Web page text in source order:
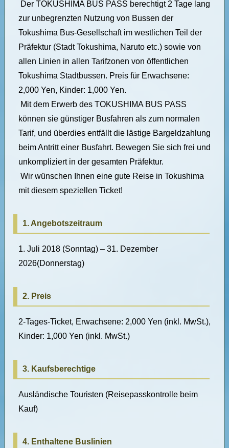
Der TOKUSHIMA BUS PASS berechtigt 2 Tage lang
zur unbegrenzten Nutzung von Bussen der
Tokushima Bus-Gesellschaft im westlichen Teil der
Präfektur (Stadt Tokushima, Naruto etc.) sowie von
allen Linien in allen Tarifzonen von öffentlichen
Tokushima Stadtbussen. Preis für Erwachsene:
2,000 Yen, Kinder: 1,000 Yen.
Mit dem Erwerb des TOKUSHIMA BUS PASS
können sie günstiger Busfahren als zum normalen
Tarif, und überdies entfällt die lästige Bargeldzahlung
beim Antritt einer Busfahrt. Bewegen Sie sich frei und
unkompliziert in der gesamten Präfektur.
Wir wünschen Ihnen eine gute Reise in Tokushima
mit diesem speziellen Ticket!
1. Angebotszeitraum
1. Juli 2018 (Sonntag) – 31. Dezember
2026(Donnerstag)
2. Preis
2-Tages-Ticket, Erwachsene: 2,000 Yen (inkl. MwSt.),
Kinder: 1,000 Yen (inkl. MwSt.)
3. Kaufsberechtige
Ausländische Touristen (Reisepasskontrolle beim
Kauf)
4. Enthaltene Buslinien